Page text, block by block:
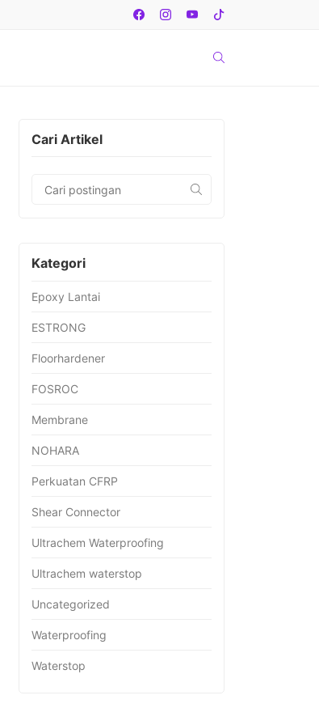
Cari Artikel
Kategori
Epoxy Lantai
ESTRONG
Floorhardener
FOSROC
Membrane
NOHARA
Perkuatan CFRP
Shear Connector
Ultrachem Waterproofing
Ultrachem waterstop
Uncategorized
Waterproofing
Waterstop